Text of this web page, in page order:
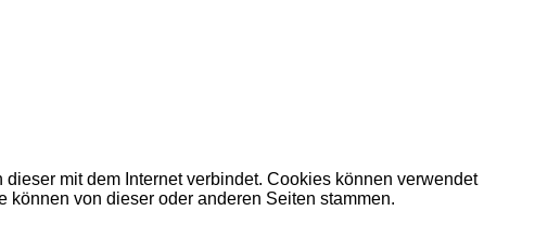
mit dem Internet verbindet. Cookies können verwendet
von dieser oder anderen Seiten stammen.